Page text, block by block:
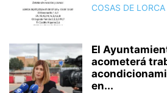
COSAS DE LORCA
El
acometerá
en...